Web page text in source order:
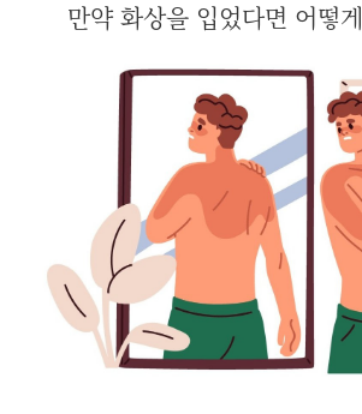
만약 화상을 입었다면 어떻